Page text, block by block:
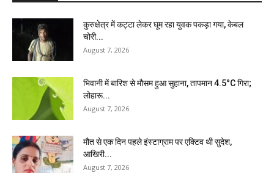
कुरुक्षेत्र में कट्टा लेकर घूम रहा युवक पकड़ा गया, केबल
चोरी...
August 7, 2026
भिवानी में बारिश से मौसम हुआ सुहाना, तापमान 4.5°C गिरा;
लोहारू...
August 7, 2026
मौत से एक दिन पहले इंस्टाग्राम पर एक्टिव थी सुदेश,
आखिरी...
August 7, 2026